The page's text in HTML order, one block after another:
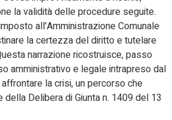
la validità delle procedure seguite.
all’Amministrazione Comunale
la certezza del diritto e tutelare
narrazione ricostruisce, passo
amministrativo e legale intrapreso dal
la crisi, un percorso che
della Delibera di Giunta n. 1409 del 13